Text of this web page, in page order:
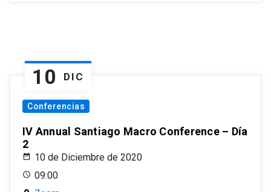
10 DIC
Conferencias
IV Annual Santiago Macro Conference – Día
2
10 de Diciembre de 2020
09:00